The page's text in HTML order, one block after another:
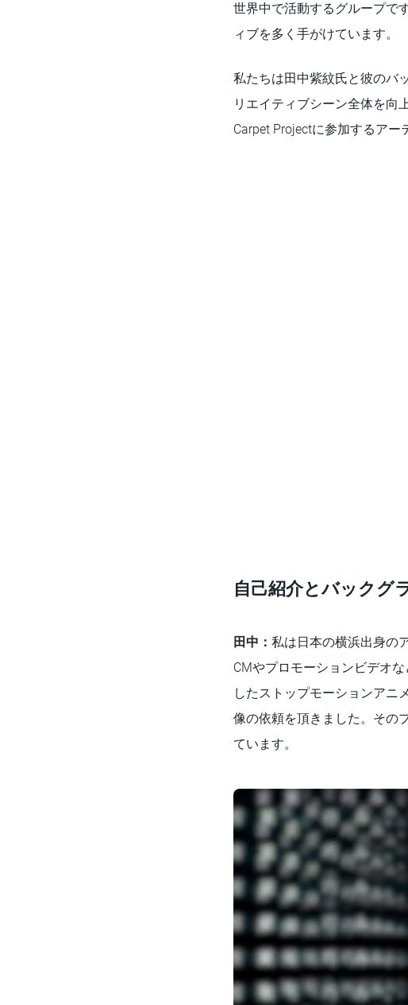
世界中で活動するグループで
ィブを多く手がけています。
私たちは田中紫紋氏と彼のバ
リエイティブシーン全体を向
Carpet Projectに参加するアー
自己紹介とバックグ
田中： 私は日本の横浜出身の
CMやプロモーションビデオ
したストップモーションアニ
像の依頼を頂きました。その
ています。